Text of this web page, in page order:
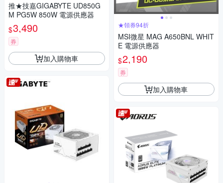
推★技嘉GIGABYTE UD850G
M PG5W 850W 電源供應器
$3,490
券
加入購物車
★領券94折
MSI微星 MAG A650BNL WHIT
E 電源供應器
$2,190
券
加入購物車